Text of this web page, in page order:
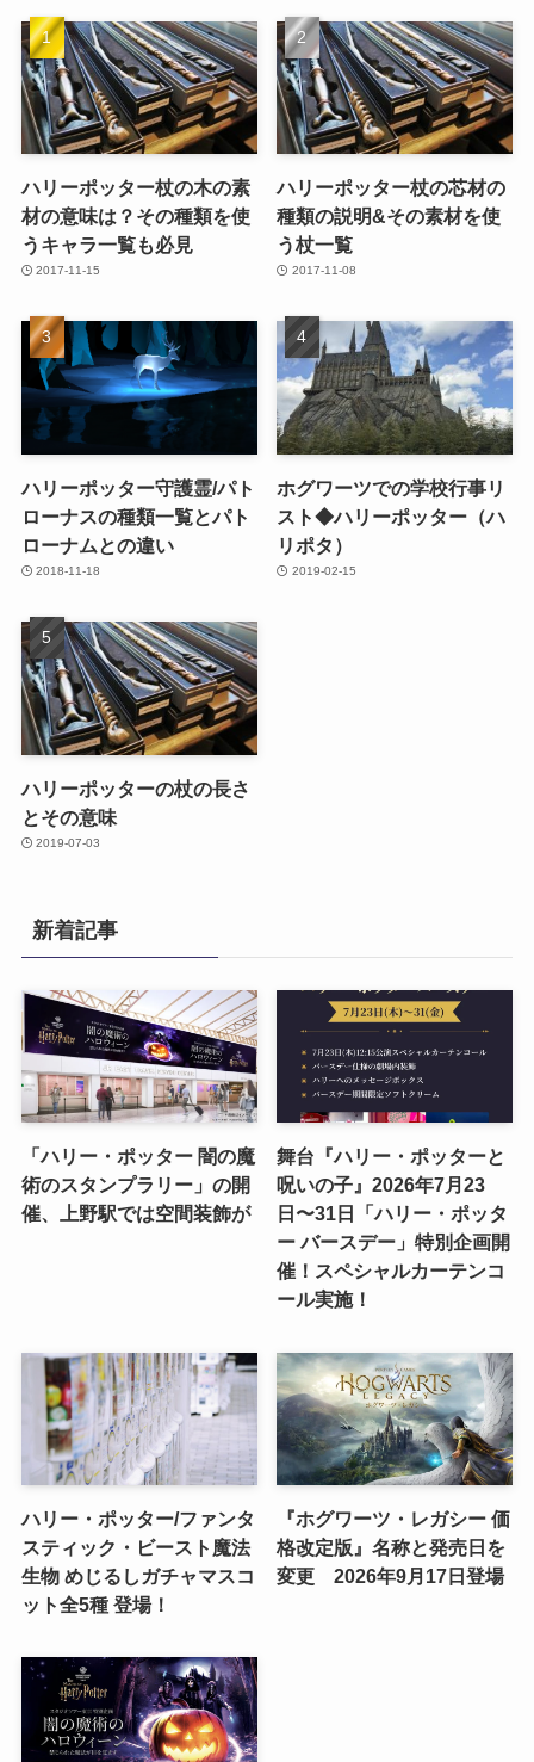
ハリーポッター杖の木の素
材の意味は？その種類を使
うキャラ一覧も必見
2017-11-15
ハリーポッター杖の芯材の
種類の説明&その素材を使
う杖一覧
2017-11-08
ハリーポッター守護霊/パト
ローナスの種類一覧とパト
ローナムとの違い
2018-11-18
ホグワーツでの学校行事リ
スト◆ハリーポッター（ハ
リポタ）
2019-02-15
ハリーポッターの杖の長さ
とその意味
2019-07-03
新着記事
「ハリー・ポッター 闇の魔
術のスタンプラリー」の開
催、上野駅では空間装飾が
舞台『ハリー・ポッターと
呪いの子』2026年7月23
日〜31日「ハリー・ポッタ
ー バースデー」特別企画開
催！スペシャルカーテンコ
ール実施！
ハリー・ポッター/ファンタ
スティック・ビースト魔法
生物 めじるしガチャマスコ
ット全5種 登場！
『ホグワーツ・レガシー 価
格改定版』名称と発売日を
変更 2026年9月17日登場